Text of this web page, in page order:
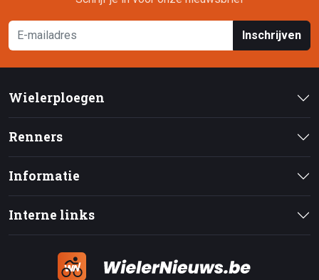
Inschrijven
Wielerploegen
Renners
Informatie
Interne links